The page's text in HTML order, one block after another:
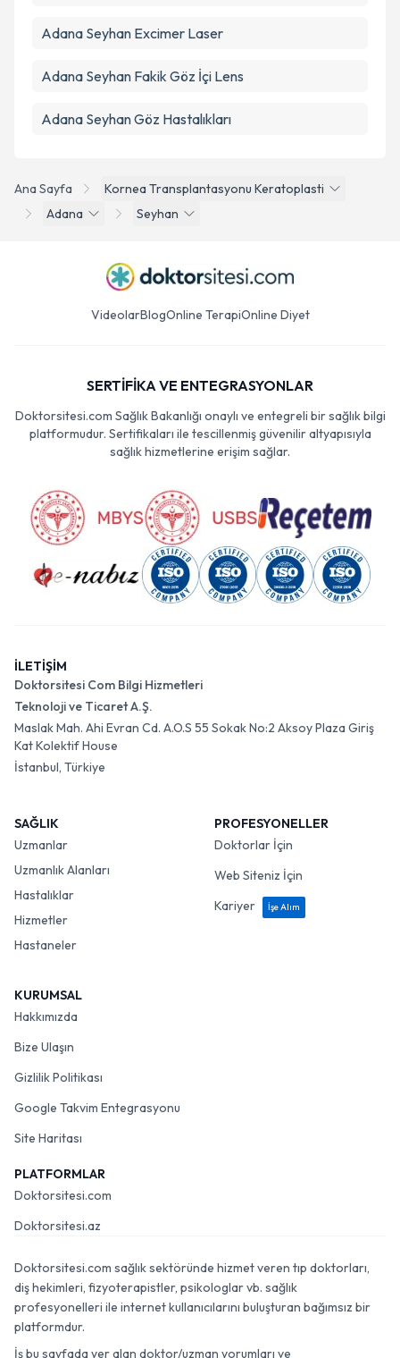
Ana Sayfa
Kornea Transplantasyonu Keratoplasti
Adana
Seyhan
Adana Seyhan Excimer Laser
Adana Seyhan Fakik Göz İçi Lens
Adana Seyhan Göz Hastalıkları
VideolarBlogOnline TerapiOnline Diyet
SERTİFİKA VE ENTEGRASYONLAR
Doktorsitesi.com Sağlık Bakanlığı onaylı ve entegreli bir sağlık bilgi
platformudur. Sertifikaları ile tescillenmiş güvenilir altyapısıyla
sağlık hizmetlerine erişim sağlar.
İLETİŞİM
Doktorsitesi Com Bilgi Hizmetleri
Teknoloji ve Ticaret A.Ş.
Maslak Mah. Ahi Evran Cd. A.O.S 55 Sokak No:2 Aksoy Plaza Giriş
Kat Kolektif House
İstanbul, Türkiye
SAĞLIK
Uzmanlar
Uzmanlık Alanları
Hastalıklar
Hizmetler
Hastaneler
PROFESYONELLER
Doktorlar İçin
Web Siteniz İçin
Kariyer
İşe Alım
KURUMSAL
Hakkımızda
Bize Ulaşın
Gizlilik Politikası
Google Takvim Entegrasyonu
Site Haritası
PLATFORMLAR
Doktorsitesi.com
Doktorsitesi.az
Doktorsitesi.com sağlık sektöründe hizmet veren tıp doktorları,
diş hekimleri, fizyoterapistler, psikologlar vb. sağlık
profesyonelleri ile internet kullanıcılarını buluşturan bağımsız bir
platformdur.
İş bu sayfada yer alan doktor/uzman yorumları ve